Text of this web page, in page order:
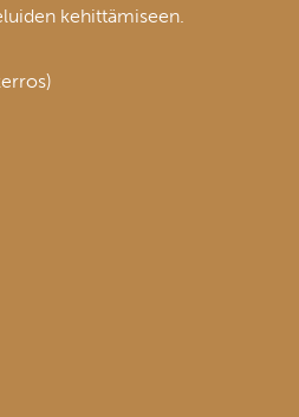
kehittämiseen.